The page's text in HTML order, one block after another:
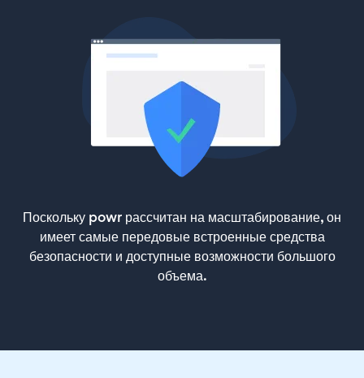
Поскольку powr рассчитан на масштабирование, он
имеет самые передовые встроенные средства
безопасности и доступные возможности большого
объема.